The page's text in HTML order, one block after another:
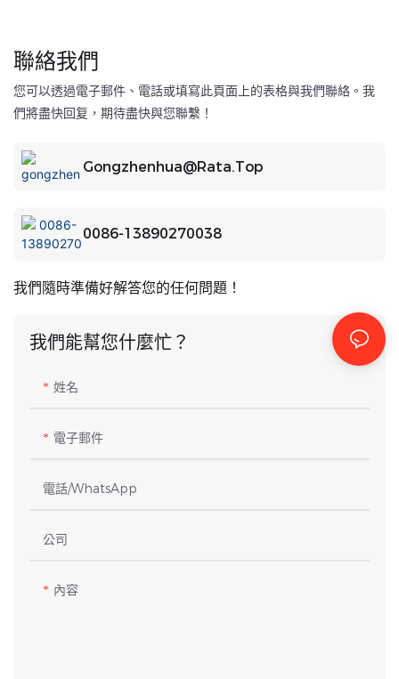
聯絡我們
您可以透過電子郵件、電話或填寫此頁面上的表格與我們聯絡。我
們將盡快回复，期待盡快與您聯繫！
Gongzhenhua@rata.top
0086-13890270038
我們隨時準備好解答您的任何問題！
我們能幫您什麼忙？
姓名
電子郵件
電話/WhatsApp
公司
內容